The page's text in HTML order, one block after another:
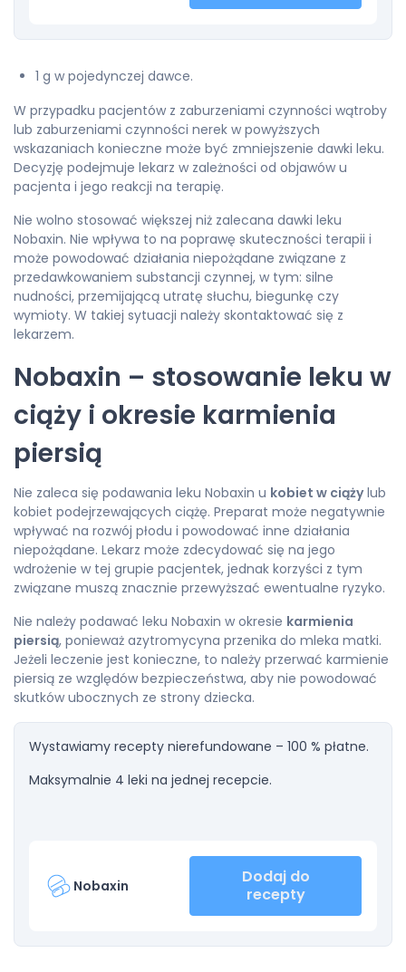
1 g w pojedynczej dawce.
W przypadku pacjentów z zaburzeniami czynności wątroby
lub zaburzeniami czynności nerek w powyższych
wskazaniach konieczne może być zmniejszenie dawki leku.
Decyzję podejmuje lekarz w zależności od objawów u
pacjenta i jego reakcji na terapię.
Nie wolno stosować większej niż zalecana dawki leku
Nobaxin. Nie wpływa to na poprawę skuteczności terapii i
może powodować działania niepożądane związane z
przedawkowaniem substancji czynnej, w tym: silne
nudności, przemijającą utratę słuchu, biegunkę czy
wymioty. W takiej sytuacji należy skontaktować się z
lekarzem.
Nobaxin – stosowanie leku w
ciąży i okresie karmienia
piersią
Nie zaleca się podawania leku Nobaxin u kobiet w ciążylub
kobiet podejrzewających ciążę. Preparat może negatywnie
wpływać na rozwój płodu i powodować inne działania
niepożądane. Lekarz może zdecydować się na jego
wdrożenie w tej grupie pacjentek, jednak korzyści z tym
związane muszą znacznie przewyższać ewentualne ryzyko.
Nie należy podawać leku Nobaxin w okresie karmienia
piersią, ponieważ azytromycyna przenika do mleka matki.
Jeżeli leczenie jest konieczne, to należy przerwać karmienie
piersią ze względów bezpieczeństwa, aby nie powodować
skutków ubocznych ze strony dziecka.
Wystawiamy recepty nierefundowane – 100 % płatne.
Maksymalnie 4 leki na jednej recepcie.
Nobaxin
Dodaj do
recepty